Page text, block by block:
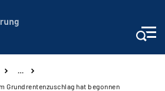
…
Grundrentenzuschlag hat begonnen